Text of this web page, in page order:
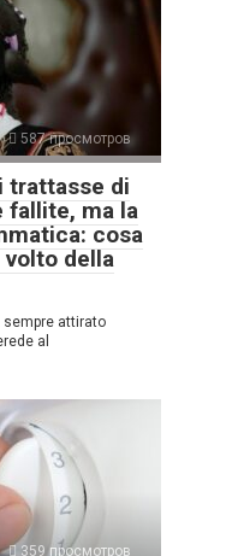
587 просмотров
trattasse di
fallite, ma la
cosa
volto della
sempre attirato
al
359 просмотров